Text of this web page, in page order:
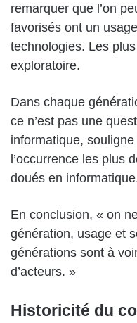
remarquer que l’on
favorisés ont un
technologies. Les
exploratoire.
Dans chaque
ce n’est pas une
informatique,
l’occurrence les plus
doués en
En conclusion, « on
génération, usage et
générations sont à
d’acteurs. »
Historicité du